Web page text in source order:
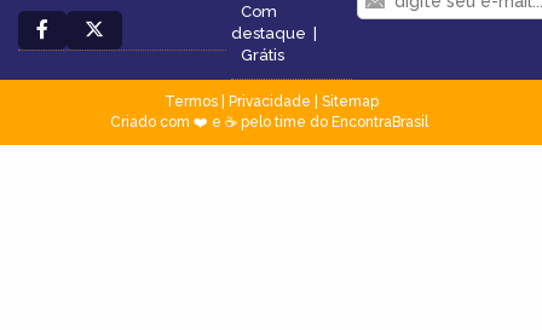
Com
destaque
Grátis
Termos| Privacidade
Sitemap
Criado com ❤️ e ☕ pelo time do EncontraBrasil